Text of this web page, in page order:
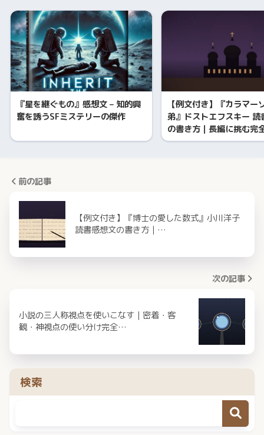
『星を継ぐもの』感想文 – 知的興
奮を誘うSFミステリーの傑作
【例文付き】『カラマー
弟』ドストエフスキー 読
の書き方｜長編に挑む完
前の記事
【例文付き】『博士の愛した数式』小川洋子
読書感想文の書き方｜…
次の記事
小説の三人称視点を使いこなす｜密着・客
観・神視点の使い分け完全…
検索